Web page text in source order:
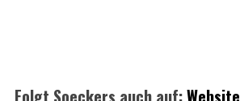
Folgt Soeckers auch auf:Website